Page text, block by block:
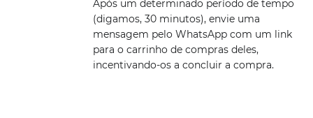
Após um determinado período de tempo
(digamos, 30 minutos), envie uma
mensagem pelo WhatsApp com um link
para o carrinho de compras deles,
incentivando-os a concluir a compra.